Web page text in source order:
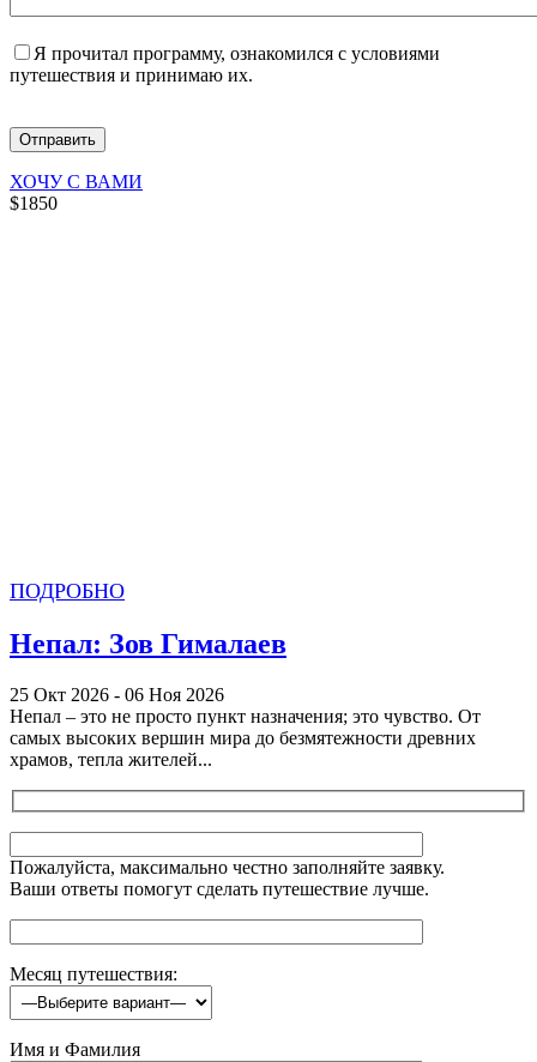
Я прочитал программу, ознакомился с условиями
путешествия и принимаю их.
ХОЧУ С ВАМИ
$1850
ПОДРОБНО
Непал: Зов Гималаев
25 Окт 2026 - 06 Ноя 2026
Непал – это не просто пункт назначения; это чувство. От
самых высоких вершин мира до безмятежности древних
храмов, тепла жителей...
Пожалуйста, максимально честно заполняйте заявку.
Ваши ответы помогут сделать путешествие лучше.
Месяц путешествия:
Имя и Фамилия